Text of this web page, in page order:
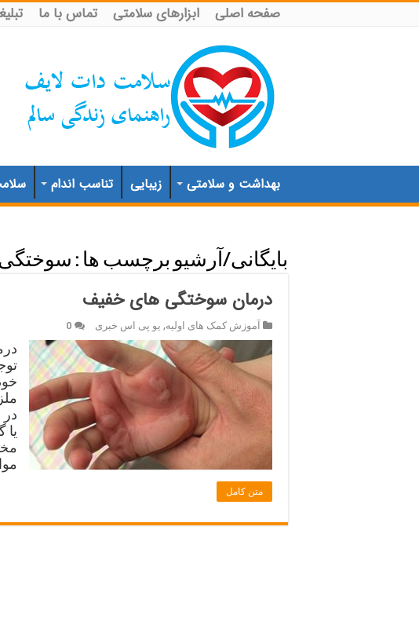
صفحه اصلی ابزارهای سلامتی تماس با ما
بهداشت و سلامتی زیبایی تناسب اندام
بایگانی/آرشیو برچسب ها :
درمان سوختگی های خفیف
آموزش کمک های اولیه, یو پی اس خبری 0
متن کامل